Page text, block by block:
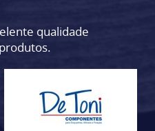
qualidade